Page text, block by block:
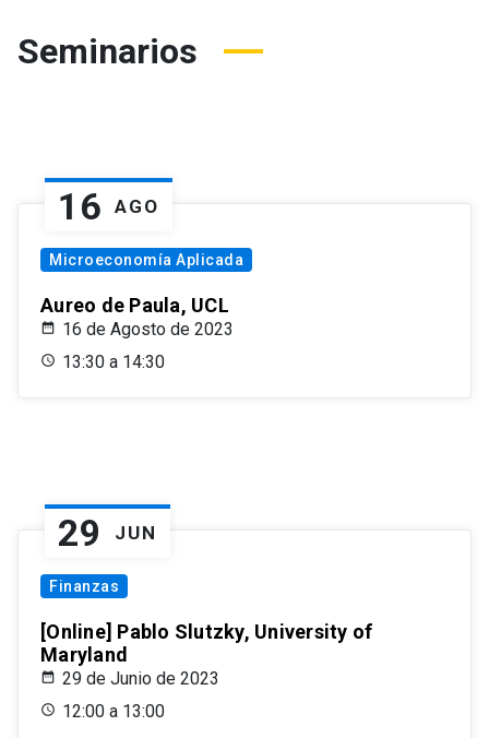
Seminarios
16 AGO
Microeconomía Aplicada
Aureo de Paula, UCL
16 de Agosto de 2023
13:30 a 14:30
29 JUN
Finanzas
[Online] Pablo Slutzky, University of
Maryland
29 de Junio de 2023
12:00 a 13:00